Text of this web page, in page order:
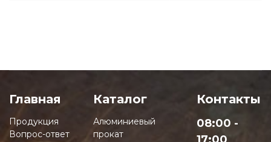
Главная
Продукция
Вопрос-ответ
Каталог
Алюминиевый
прокат
Контакты
08:00 -